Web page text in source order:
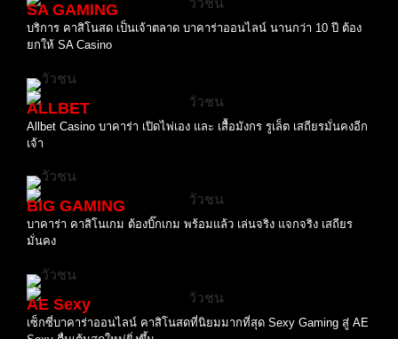
SA GAMING
บริการ คาสิโนสด เป็นเจ้าตลาด บาคาร่าออนไลน์ นานกว่า 10 ปี ต้อง
ยกให้ SA Casino
ALLBET
Allbet Casino บาคาร่า เปิดไพ่เอง และ เสื้อมังกร รูเล็ต เสถียรมั่นคงอีก
เจ้า
BIG GAMING
บาคาร่า คาสิโนเกม ต้องบิ๊กเกม พร้อมแล้ว เล่นจริง แจกจริง เสถียร
มั่นคง
AE Sexy
เซ็กซี่บาคาร่าออนไลน์ คาสิโนสดที่นิยมมากที่สุด Sexy Gaming สู่ AE